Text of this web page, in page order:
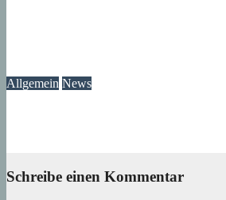
Allgemein News
Schreibe einen Kommentar